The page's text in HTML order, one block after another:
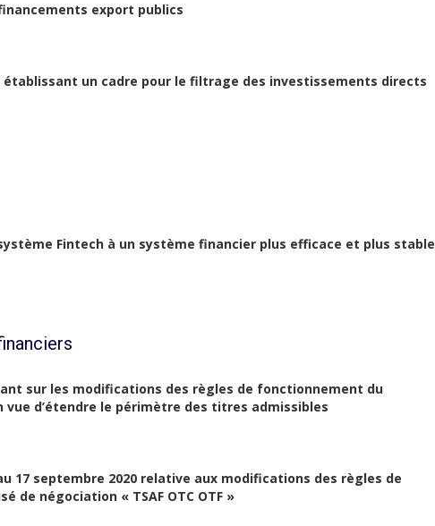
export publics
un cadre pour le filtrage des investissements directs
Fintech à un système financier plus efficace et plus stable
sur les modifications des règles de fonctionnement du
d’étendre le périmètre des titres admissibles
17 septembre 2020 relative aux modifications des règles de
de négociation « TSAF OTC OTF »